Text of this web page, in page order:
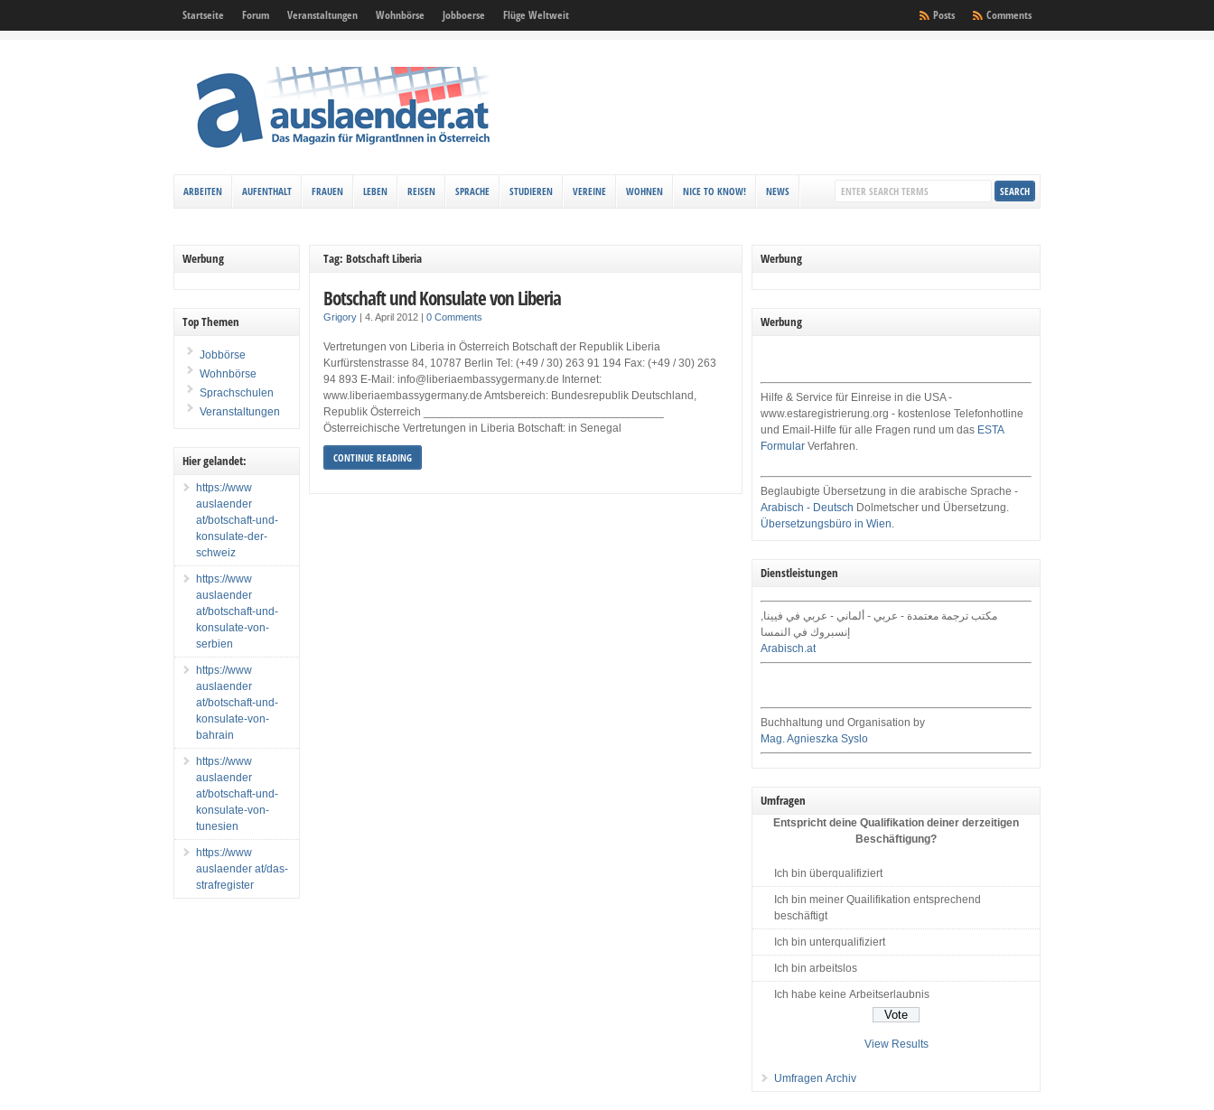
Startseite Forum Veranstaltungen Wohnbörse Jobboerse Flüge Weltweit Comments
Posts
ARBEITEN AUFENTHALT FRAUEN LEBEN REISEN SPRACHE STUDIEREN VEREINE WOHNEN NICE TO KNOW! NEWS
Tag: Botschaft Liberia
Botschaft und Konsulate von Liberia
Grigory |4. April 2012 |0 Comments
Vertretungen von Liberia in Österreich Botschaft der Republik Liberia
Kurfürstenstrasse 84, 10787 Berlin Tel: (+49 / 30) 263 91 194 Fax: (+49 / 30) 263
94 893 E-Mail: info@liberiaembassygermany.de Internet:
www.liberiaembassygermany.de Amtsbereich: Bundesrepublik Deutschland,
Republik Österreich ______________________________________
Österreichische Vertretungen in Liberia Botschaft: in Senegal
CONTINUE READING
Werbung
Top Themen
Jobbörse
Wohnbörse
Sprachschulen
Veranstaltungen
Hier gelandet:
https://www
auslaender
at/botschaft-und-
konsulate-der-
schweiz
https://www
auslaender
at/botschaft-und-
konsulate-von-
serbien
https://www
auslaender
at/botschaft-und-
konsulate-von-
bahrain
https://www
auslaender
at/botschaft-und-
konsulate-von-
tunesien
https://www
auslaender at/das-
strafregister
Werbung
Werbung
Hilfe & Service für Einreise in die USA -
www.estaregistrierung.org - kostenlose Telefonhotline
und Email-Hilfe für alle Fragen rund um das ESTA
Formular Verfahren.
Beglaubigte Übersetzung in die arabische Sprache -
Arabisch - Deutsch Dolmetscher und Übersetzung.
Übersetzungsbüro in Wien.
Dienstleistungen
مكتب ترجمة معتمدة - عربي - ألماني - عربي في فيينا,
إنسبروك في النمسا
Arabisch.at
Buchhaltung und Organisation by
Mag. Agnieszka Syslo
Umfragen
Entspricht deine Qualifikation deiner derzeitigen
Beschäftigung?
Ich bin überqualifiziert
Ich bin meiner Quailifikation entsprechend
beschäftigt
Ich bin unterqualifiziert
Ich bin arbeitslos
Ich habe keine Arbeitserlaubnis
View Results
Umfragen Archiv